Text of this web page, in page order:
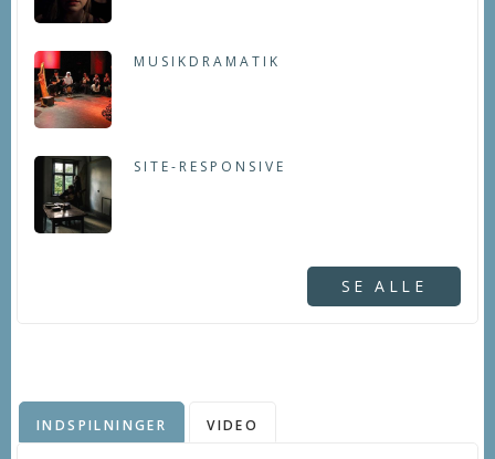
MUSIKDRAMATIK
SITE-RESPONSIVE
SE ALLE
INDSPILNINGER VIDEO